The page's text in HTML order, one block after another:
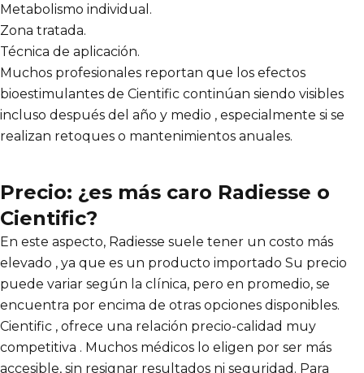
Metabolismo individual.
Zona tratada.
Técnica de aplicación.
Muchos profesionales reportan que los efectos
bioestimulantes de Cientific continúan siendo visibles
incluso después del año y medio , especialmente si se
realizan retoques o mantenimientos anuales.
Precio: ¿es más caro Radiesse o
Cientific?
En este aspecto, Radiesse suele tener un costo más
elevado , ya que es un producto importado Su precio
puede variar según la clínica, pero en promedio, se
encuentra por encima de otras opciones disponibles.
Cientific , ofrece una relación precio-calidad muy
competitiva . Muchos médicos lo eligen por ser más
accesible, sin resignar resultados ni seguridad. Para